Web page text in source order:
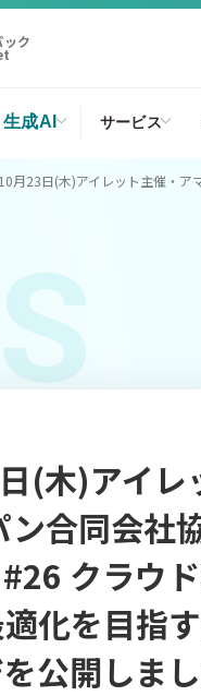
ック
生成AI サービス
月23日(木)アイレット主催・ア
(木)アイレ
ン合同会
クラウ
化を目指
公開しま